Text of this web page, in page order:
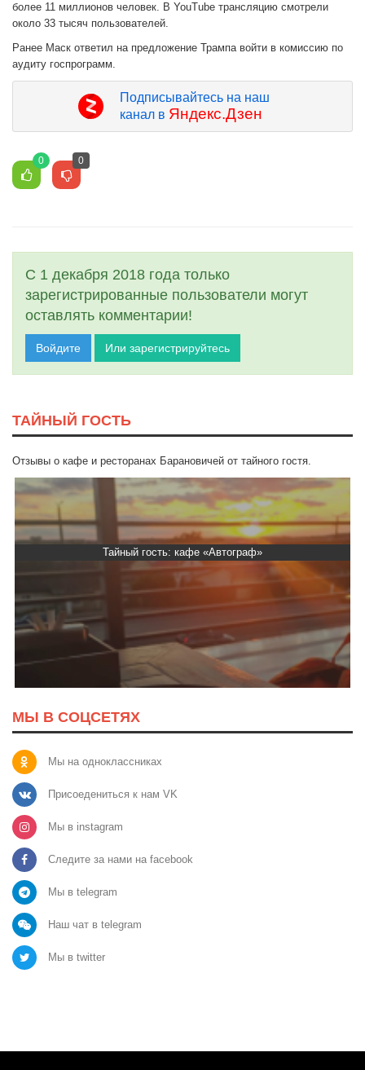
более 11 миллионов человек. В YouTube трансляцию смотрели
около 33 тысяч пользователей.
Ранее Маск ответил на предложение Трампа войти в комиссию по
аудиту госпрограмм.
Подписывайтесь на наш
канал в Яндекс.Дзен
0 0
С 1 декабря 2018 года только
зарегистрированные пользователи могут
оставлять комментарии!
Войдите Или зарегистрируйтесь
ТАЙНЫЙ ГОСТЬ
Отзывы о кафе и ресторанах Барановичей от тайного гостя.
Тайный гость: кафе «Автограф»
МЫ В СОЦСЕТЯХ
Мы на одноклассниках
Присоедениться к нам VK
Мы в instagram
Следите за нами на facebook
Мы в telegram
Наш чат в telegram
Мы в twitter